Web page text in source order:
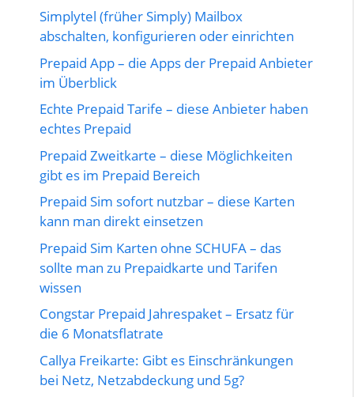
Simplytel (früher Simply) Mailbox
abschalten, konfigurieren oder einrichten
Prepaid App – die Apps der Prepaid Anbieter
im Überblick
Echte Prepaid Tarife – diese Anbieter haben
echtes Prepaid
Prepaid Zweitkarte – diese Möglichkeiten
gibt es im Prepaid Bereich
Prepaid Sim sofort nutzbar – diese Karten
kann man direkt einsetzen
Prepaid Sim Karten ohne SCHUFA – das
sollte man zu Prepaidkarte und Tarifen
wissen
Congstar Prepaid Jahrespaket – Ersatz für
die 6 Monatsflatrate
Callya Freikarte: Gibt es Einschränkungen
bei Netz, Netzabdeckung und 5g?